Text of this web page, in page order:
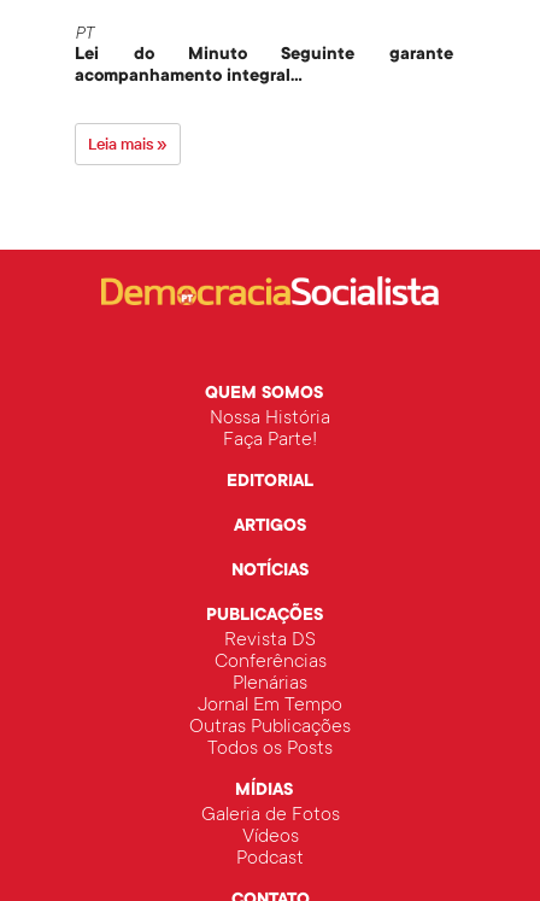
PT
Lei do Minuto Seguinte garante
acompanhamento integral...
Leia mais »
QUEM SOMOS
Nossa História
Faça Parte!
EDITORIAL
ARTIGOS
NOTÍCIAS
PUBLICAÇÕES
Revista DS
Conferências
Plenárias
Jornal Em Tempo
Outras Publicações
Todos os Posts
MÍDIAS
Galeria de Fotos
Vídeos
Podcast